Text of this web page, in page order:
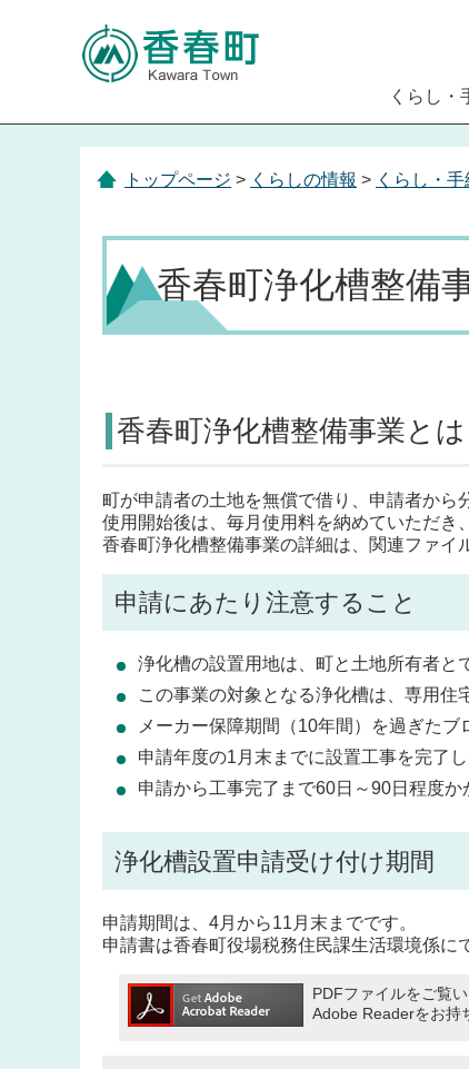
くらし・
トップページ > くらしの情報 > くらし・手
香春町浄化槽整備
香春町浄化槽整備事業と
町が申請者の土地を無償で借り、申請者から
使用開始後は、毎月使用料を納めていただき
香春町浄化槽整備事業の詳細は、関連ファイ
申請にあたり注意すること
浄化槽の設置用地は、町と土地所有者と
この事業の対象となる浄化槽は、専用住
メーカー保障期間（10年間）を過ぎたブ
申請年度の1月末までに設置工事を完了し
申請から工事完了まで60日～90日程度か
浄化槽設置申請受け付け期間
申請期間は、4月から11月末までです。
申請書は香春町役場税務住民課生活環境係に
PDFファイルをご覧
Adobe Readerをお持